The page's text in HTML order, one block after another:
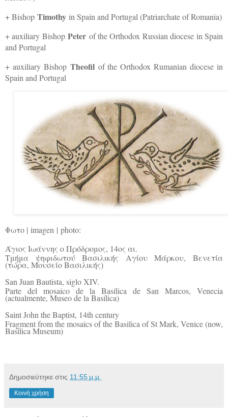
+ Bishop Timothy in Spain and Portugal (Patriarchate of Romania)
+ auxiliary BishopPeter of the Orthodox Russian diocese in Spain
and Portugal
+ auxiliary Bishop Theofilof the Orthodox Rumanian diocese in
Spain and Portugal
Φωτο | imagen | photo:
Άγιος Ιωάννης ο Πρόδρομος, 14ος αι.
Τμήμα ψηφιδωτού Βασιλικής Αγίου Μάρκου, Βενετία
(τώρα, Μουσείο Βασιλικής)
San Juan Bautista, siglo XIV.
Parte del mosaico de la Basílica de San Marcos, Venecia
(actualmente, Museo de la Basílica)
Saint John the Baptist, 14th century
Fragment from the mosaics of the Basilica of St Mark, Venice (now,
Basilica Museum)
Δημοσιεύτηκε στις 11:55 μ.μ.
Κοινή χρήση